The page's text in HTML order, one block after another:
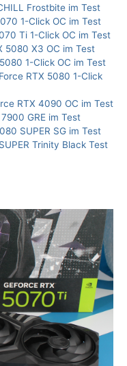
Frostbite im Test
1-Click OC im Test
Ti 1-Click OC im Test
5080 X3 OC im Test
1-Click OC im Test
RTX 5080 1-Click
RTX 4090 OC im Test
GRE im Test
SUPER SG im Test
Trinity Black Test